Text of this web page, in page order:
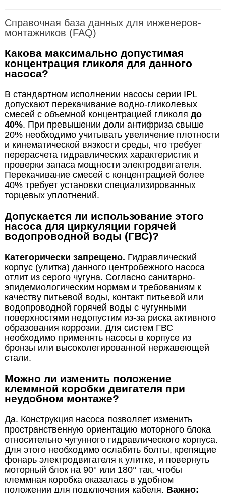
Справочная база данных для инженеров-
монтажников (FAQ)
Какова максимально допустимая
концентрация гликоля для данного
насоса?
В стандартном исполнении насосы серии IPL
допускают перекачивание водно-гликолевых
смесей с объемной концентрацией гликоля до
40%. При превышении доли антифриза свыше
20% необходимо учитывать увеличение плотности
и кинематической вязкости среды, что требует
перерасчета гидравлических характеристик и
проверки запаса мощности электродвигателя.
Перекачивание смесей с концентрацией более
40% требует установки специализированных
торцевых уплотнений.
Допускается ли использование этого
насоса для циркуляции горячей
водопроводной воды (ГВС)?
Категорически запрещено. Гидравлический
корпус (улитка) данного центробежного насоса
отлит из серого чугуна. Согласно санитарно-
эпидемиологическим нормам и требованиям к
качеству питьевой воды, контакт питьевой или
водопроводной горячей воды с чугунными
поверхностями недопустим из-за риска активного
образования коррозии. Для систем ГВС
необходимо применять насосы в корпусе из
бронзы или высоколегированной нержавеющей
стали.
Можно ли изменить положение
клеммной коробки двигателя при
неудобном монтаже?
Да. Конструкция насоса позволяет изменить
пространственную ориентацию моторного блока
относительно чугунного гидравлического корпуса.
Для этого необходимо ослабить болты, крепящие
фонарь электродвигателя к улитке, и повернуть
моторный блок на 90° или 180° так, чтобы
клеммная коробка оказалась в удобном
положении для подключения кабеля. Важно: